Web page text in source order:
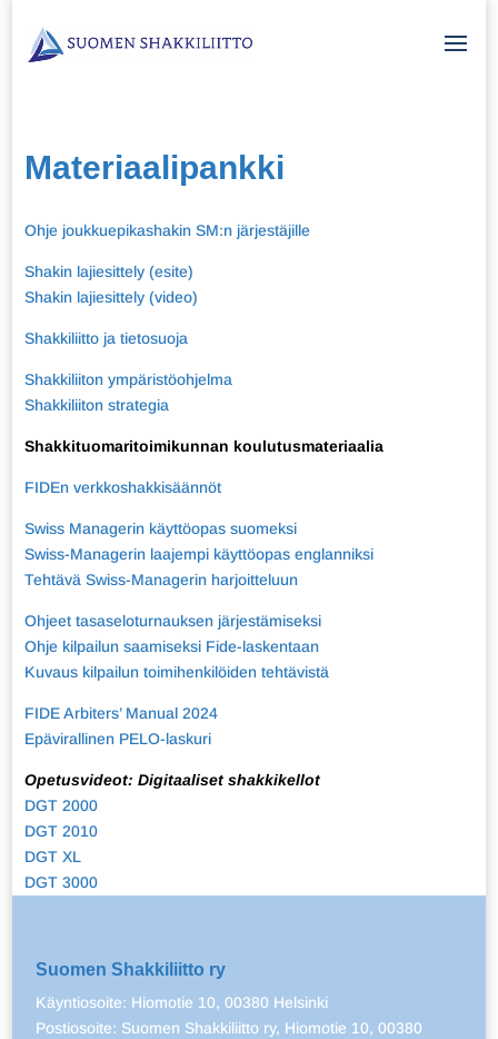
Materiaalipankki
Ohje joukkuepikashakin SM:n järjestäjille
Shakin lajiesittely (esite)
Shakin lajiesittely (video)
Shakkiliitto ja tietosuoja
Shakkiliiton ympäristöohjelma
Shakkiliiton strategia
Shakkituomaritoimikunnan koulutusmateriaalia
FIDEn verkkoshakkisäännöt
Swiss Managerin käyttöopas suomeksi
Swiss-Managerin laajempi käyttöopas englanniksi
Tehtävä Swiss-Managerin harjoitteluun
Ohjeet tasaseloturnauksen järjestämiseksi
Ohje kilpailun saamiseksi Fide-laskentaan
Kuvaus kilpailun toimihenkilöiden tehtävistä
FIDE Arbiters’ Manual 2024
Epävirallinen PELO-laskuri
Opetusvideot: Digitaaliset shakkikellot
DGT 2000
DGT 2010
DGT XL
DGT 3000
Suomen Shakkiliitto ry
Käyntiosoite: Hiomotie 10, 00380 Helsinki
Postiosoite: Suomen Shakkiliitto ry, Hiomotie 10, 00380